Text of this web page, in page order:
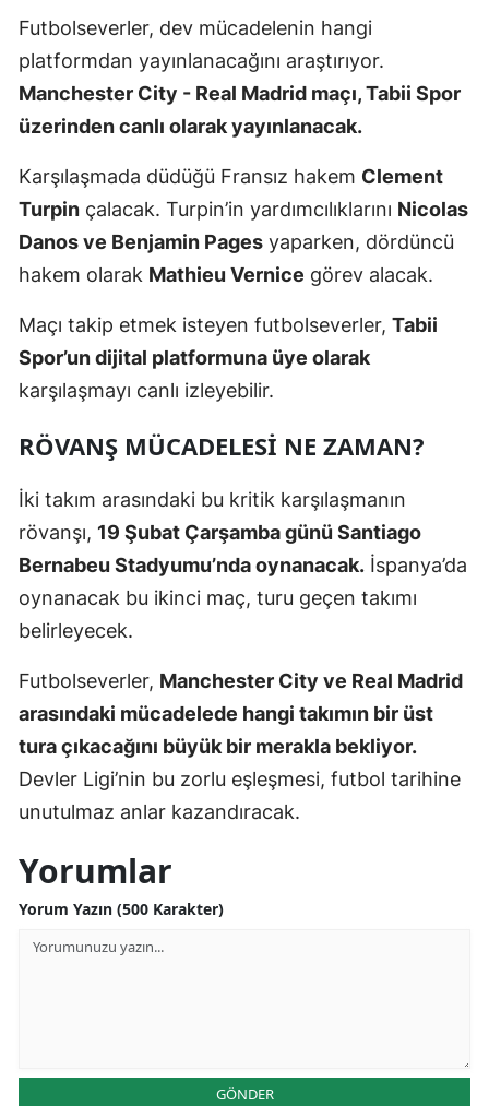
Niğde
Ordu
Rize
Sakarya
Siirt
Sinop
Sivas
Tokat
Trabzon
Tunceli
Şanlıurfa
Van
Yozgat
Zonguldak
Bartın
Futbolseverler, dev mücadelenin hangi
platformdan yayınlanacağını araştırıyor.
Manchester City - Real Madrid maçı, Tabii Spor
üzerinden canlı olarak yayınlanacak.
Karşılaşmada düdüğü Fransız hakem Clement
Turpin çalacak. Turpin’in yardımcılıklarını Nicolas
Danos ve Benjamin Pages yaparken, dördüncü
hakem olarak Mathieu Vernice görev alacak.
Maçı takip etmek isteyen futbolseverler, Tabii
Spor’un dijital platformuna üye olarak
karşılaşmayı canlı izleyebilir.
RÖVANŞ MÜCADELESI NE ZAMAN?
İki takım arasındaki bu kritik karşılaşmanın
rövanşı, 19 Şubat Çarşamba günü Santiago
Bernabeu Stadyumu’nda oynanacak. İspanya’da
oynanacak bu ikinci maç, turu geçen takımı
belirleyecek.
Futbolseverler, Manchester City ve Real Madrid
arasındaki mücadelede hangi takımın bir üst
tura çıkacağını büyük bir merakla bekliyor.
Devler Ligi’nin bu zorlu eşleşmesi, futbol tarihine
unutulmaz anlar kazandıracak.
Yorumlar
Yorum Yazın (500 Karakter)
GÖNDER